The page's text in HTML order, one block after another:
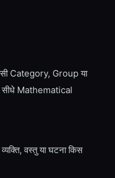
Category, Group या
सीधे Mathematical
वस्तु या घटना किस